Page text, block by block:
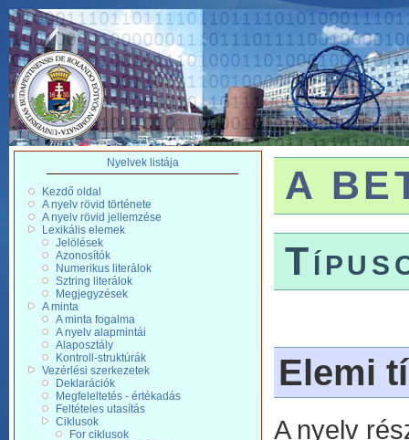
Nyelvek listája
Kezdő oldal
A nyelv rövid története
A nyelv rövid jellemzése
Lexikális elemek
Jelölések
Azonosítók
Numerikus literálok
Sztring literálok
Megjegyzések
A minta
A minta fogalma
A nyelv alapmintái
Alaposztály
Kontroll-struktúrák
Vezérlési szerkezetek
Deklarációk
Megfeleltetés - értékadás
Feltételes utasítás
Ciklusok
For ciklusok
A
Elemi
A nyelv